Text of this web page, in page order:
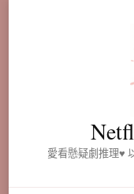
愛看懸疑劇推理♥